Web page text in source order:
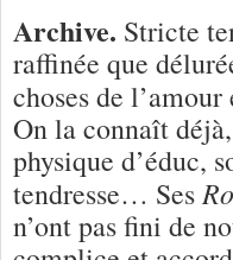
Archive. Stricte
raffinée que
choses de
On la connaît
physique d’éduc,
tendresse… Ses
n’ont pas fini de